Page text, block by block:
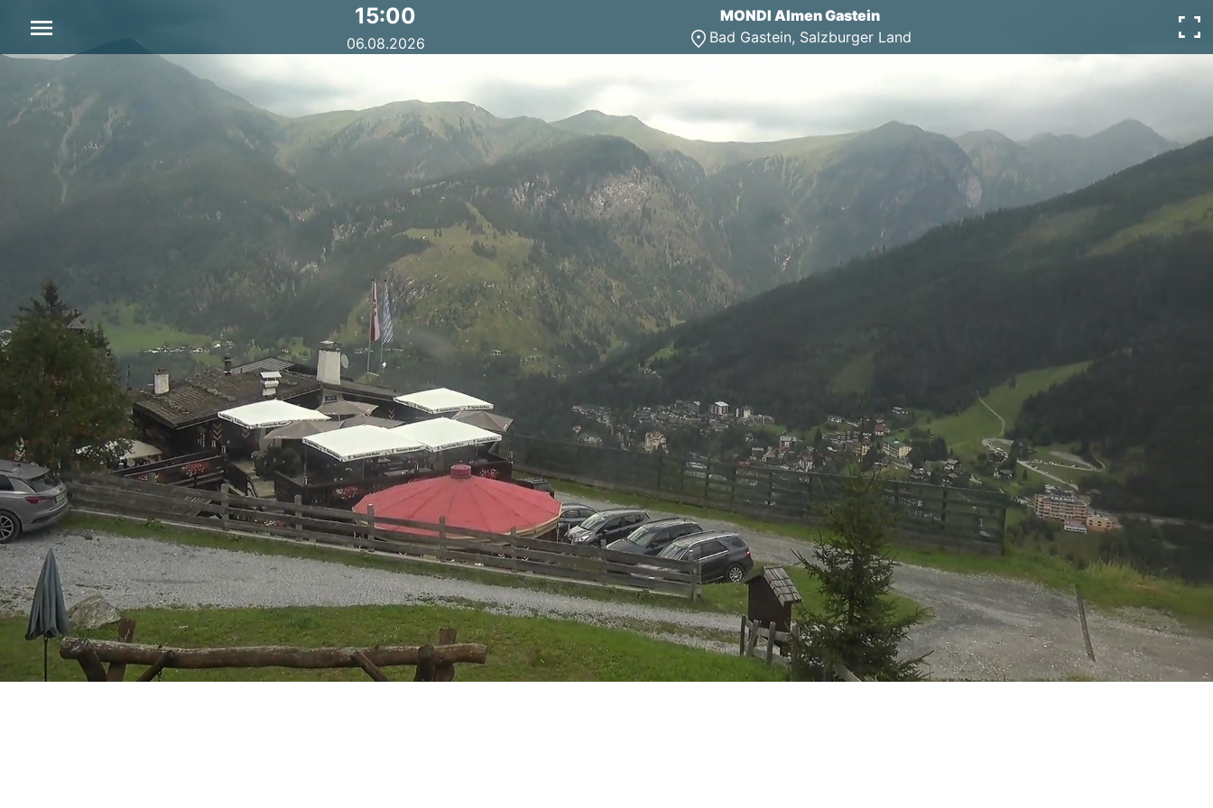
15:00
06.08.2026
MONDI Almen Gastein
Bad Gastein, Salzburger Land